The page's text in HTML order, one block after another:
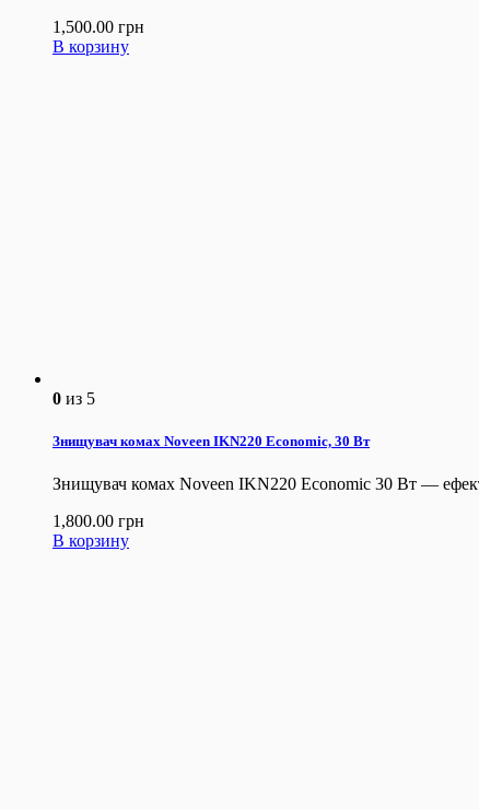
1,500.00 грн
В корзину
0 из 5
Знищувач комах Noveen IKN220 Economic, 30 Вт
Знищувач комах Noveen IKN220 Economic 30 Вт —
1,800.00 грн
В корзину